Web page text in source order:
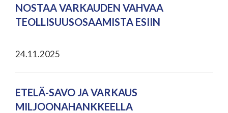
NOSTAA VARKAUDEN VAHVAA
TEOLLISUUSOSAAMISTA ESIIN
24.11.2025
ETELÄ-SAVO JA VARKAUS
MILJOONAHANKKEELLA